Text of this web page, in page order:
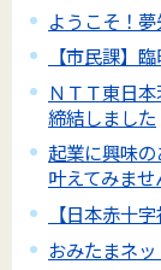
ようこそ！
【市民課】
ＮＴＴ東日
締結しました
起業に興味
叶え
【日本赤十
おみたまネ